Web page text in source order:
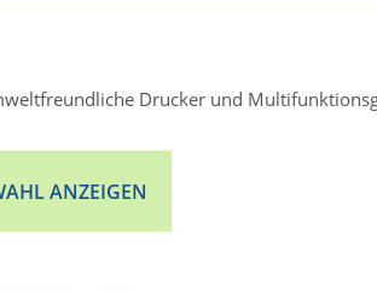
Drucker und
ANZEIGEN